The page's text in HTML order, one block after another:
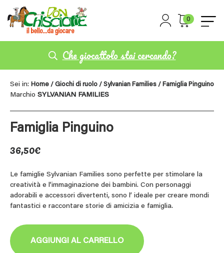
0
Che giocattolo stai cercando?
Sei in: Home / Giochi di ruolo / Sylvanian Families / Famiglia Pinguino
Marchio SYLVANIAN FAMILIES
Famiglia Pinguino
36,50€
Le famiglie Sylvanian Families sono perfette per stimolare la
creatività e l’immaginazione dei bambini. Con personaggi
adorabili e accessori divertenti, sono l’ ideale per creare mondi
fantastici e raccontare storie di amicizia e famiglia.
AGGIUNGI AL CARRELLO